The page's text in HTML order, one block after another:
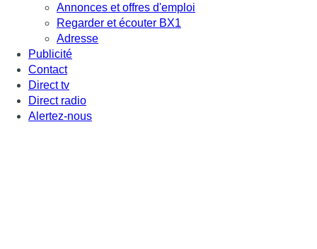
Annonces et offres d'emploi
Regarder et écouter BX1
Adresse
Publicité
Contact
Direct tv
Direct radio
Alertez-nous